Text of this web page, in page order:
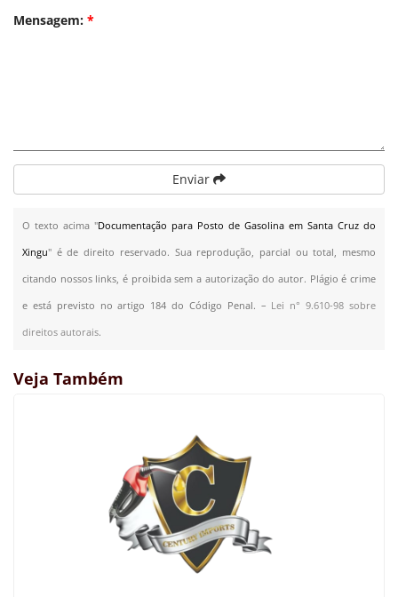
Mensagem: *
Enviar
O texto acima "Documentação para Posto de Gasolina em Santa Cruz do
Xingu" é de direito reservado. Sua reprodução, parcial ou total, mesmo
citando nossos links, é proibida sem a autorização do autor. Plágio é crime
e está previsto no artigo 184 do Código Penal. – Lei n° 9.610-98 sobre
direitos autorais.
Veja Também